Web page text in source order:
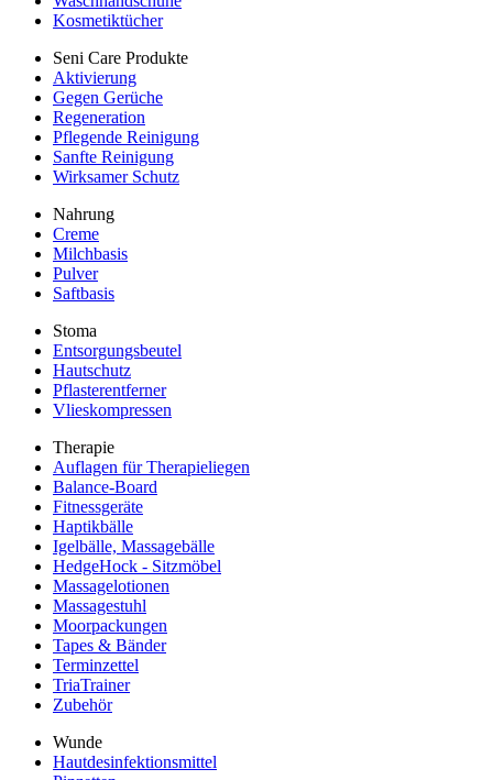
Kosmetiktücher
Seni Care Produkte
Aktivierung
Gegen Gerüche
Regeneration
Pflegende Reinigung
Sanfte Reinigung
Wirksamer Schutz
Nahrung
Creme
Milchbasis
Pulver
Saftbasis
Stoma
Entsorgungsbeutel
Hautschutz
Pflasterentferner
Vlieskompressen
Therapie
Auflagen für Therapieliegen
Balance-Board
Fitnessgeräte
Haptikbälle
Igelbälle, Massagebälle
HedgeHock - Sitzmöbel
Massagelotionen
Massagestuhl
Moorpackungen
Tapes & Bänder
Terminzettel
TriaTrainer
Zubehör
Wunde
Hautdesinfektionsmittel